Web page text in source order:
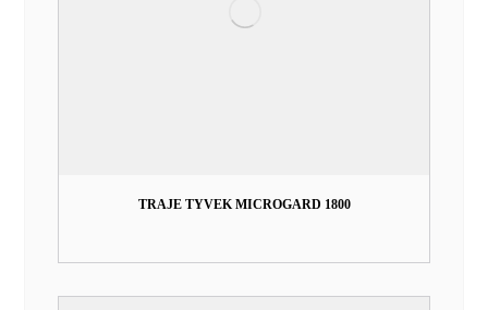
TRAJE TYVEK MICROGARD 1800